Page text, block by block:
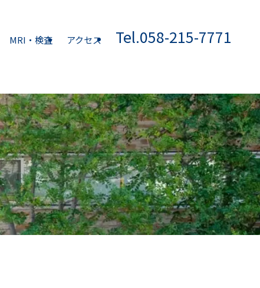
MRI・検査 アクセス Tel.058-215-7771